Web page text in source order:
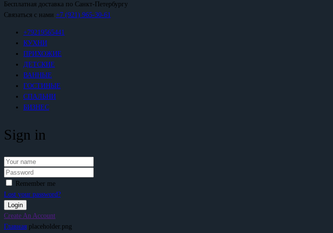
Бесплатная доставка по Санкт-Петербургу
Связаться с нами +7 (921) 965-30-61
+79219565441
КУХНИ
ПРИХОЖИЕ
ДЕТСКИЕ
ВАННЫЕ
ГОСТИНЫЕ
СПАЛЬНИ
БИЗНЕС
Sign in
Remember me
Lost your password?
Create An Account
Главная placeholder.png